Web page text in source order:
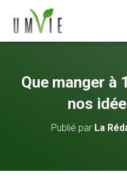
Que manger à
nos
Publié par La